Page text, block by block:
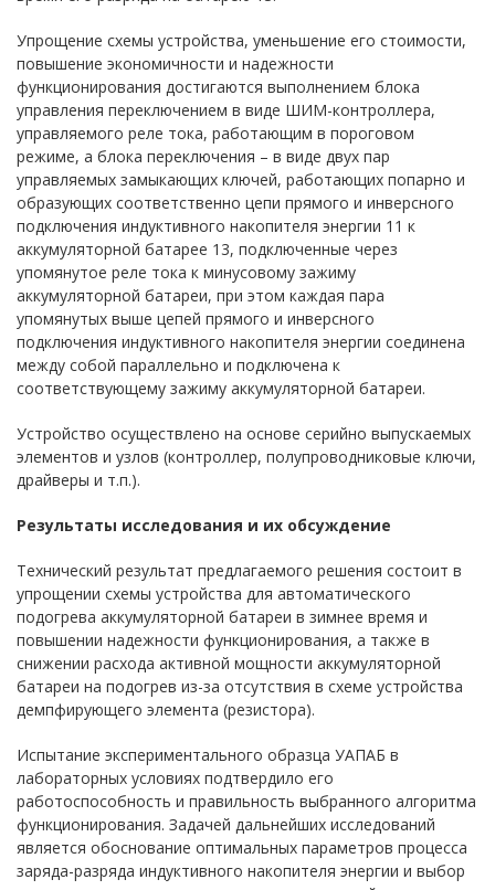
Упрощение схемы устройства, уменьшение его стоимости,
повышение экономичности и надежности
функционирования достигаются выполнением блока
управления переключением в виде ШИМ-контроллера,
управляемого реле тока, работающим в пороговом
режиме, а блока переключения – в виде двух пар
управляемых замыкающих ключей, работающих попарно и
образующих соответственно цепи прямого и инверсного
подключения индуктивного накопителя энергии 11 к
аккумуляторной батарее 13, подключенные через
упомянутое реле тока к минусовому зажиму
аккумуляторной батареи, при этом каждая пара
упомянутых выше цепей прямого и инверсного
подключения индуктивного накопителя энергии соединена
между собой параллельно и подключена к
соответствующему зажиму аккумуляторной батареи.
Устройство осуществлено на основе серийно выпускаемых
элементов и узлов (контроллер, полупроводниковые ключи,
драйверы и т.п.).
Результаты исследования и их обсуждение
Технический результат предлагаемого решения состоит в
упрощении схемы устройства для автоматического
подогрева аккумуляторной батареи в зимнее время и
повышении надежности функционирования, а также в
снижении расхода активной мощности аккумуляторной
батареи на подогрев из-за отсутствия в схеме устройства
демпфирующего элемента (резистора).
Испытание экспериментального образца УАПАБ в
лабораторных условиях подтвердило его
работоспособность и правильность выбранного алгоритма
функционирования. Задачей дальнейших исследований
является обоснование оптимальных параметров процесса
заряда-разряда индуктивного накопителя энергии и выбор